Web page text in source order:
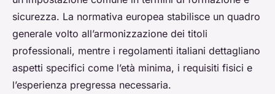
sicurezza. La normativa europea stabilisce un quadro
generale volto all’armonizzazione dei titoli
professionali, mentre i regolamenti italiani dettagliano
aspetti specifici come l’età minima, i requisiti fisici e
l’esperienza pregressa necessaria.